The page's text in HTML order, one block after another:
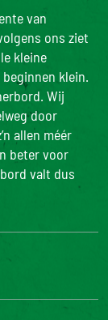
van
ons ziet
kleine
klein.
Wij
door
allen méér
beter voor
valt dus